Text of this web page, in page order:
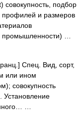
подбор
профилей и размеров
промышленности) …
Спец. Вид, сорт,
или ином
совокупность
Установление
…